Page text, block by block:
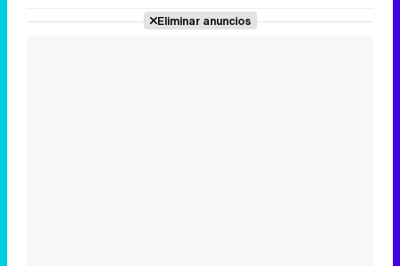
Eliminar anuncios